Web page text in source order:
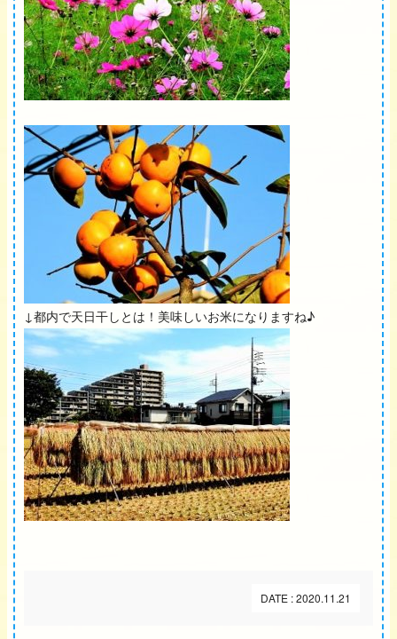
↓都内で天日干しとは！美味しいお米になりますね♪
DATE : 2020.11.21